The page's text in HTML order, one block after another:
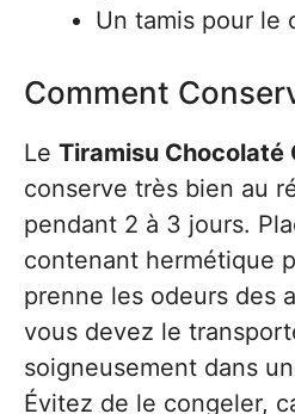
Un tamis pour le
Comment
Le Tiramisu Chocolaté
conserve très bien au
pendant 2 à 3 jours.
contenant hermétique
prenne les odeurs des
vous devez le
soigneusement dans
Évitez de le congeler,